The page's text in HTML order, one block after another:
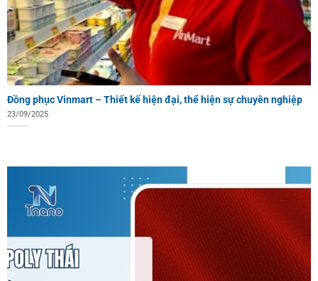
Đồng phục Vinmart – Thiết kế hiện đại, thể hiện sự chuyên nghiệp
23/09/2025